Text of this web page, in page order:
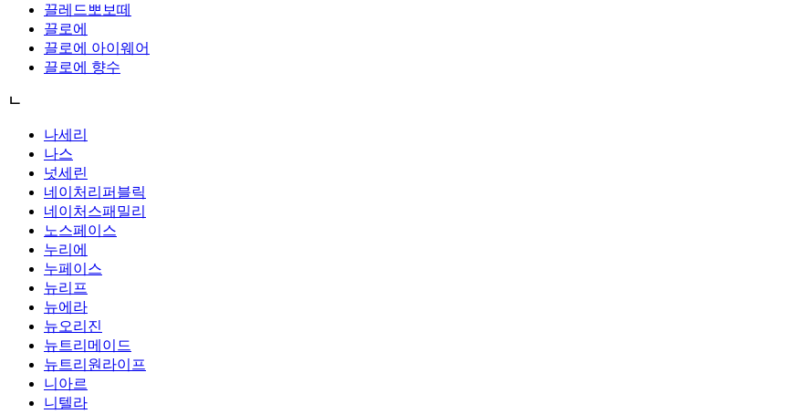
끌레드뽀보떼
끌로에
끌로에 아이웨어
끌로에 향수
ㄴ
나세리
나스
넛세린
네이처리퍼블릭
네이처스패밀리
노스페이스
누리에
누페이스
뉴리프
뉴에라
뉴오리진
뉴트리메이드
뉴트리원라이프
니아르
니텔라